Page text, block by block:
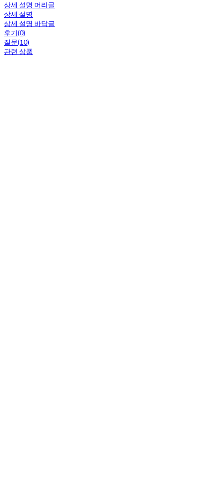
상세 설명 머리글
상세 설명
상세 설명 바닥글
후기(0)
질문(10)
관련 상품